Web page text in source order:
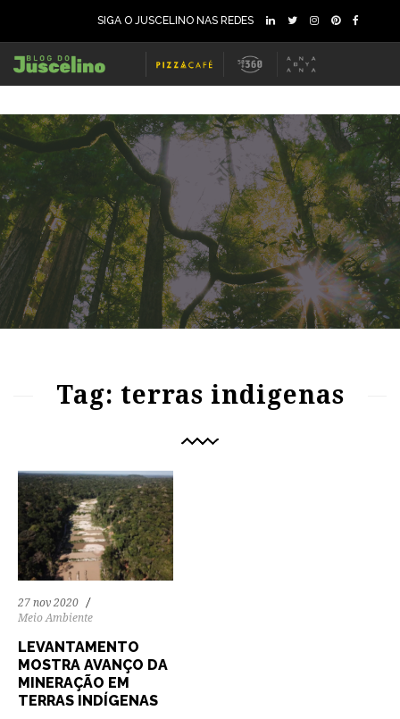
SIGA O JUSCELINO NAS REDES
Tag: terras indigenas
27 nov 2020
Meio Ambiente
LEVANTAMENTO
MOSTRA AVANÇO DA
MINERAÇÃO EM
TERRAS INDÍGENAS